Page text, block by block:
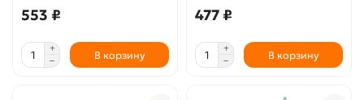
553 ₽
В корзину
477 ₽
В корзину